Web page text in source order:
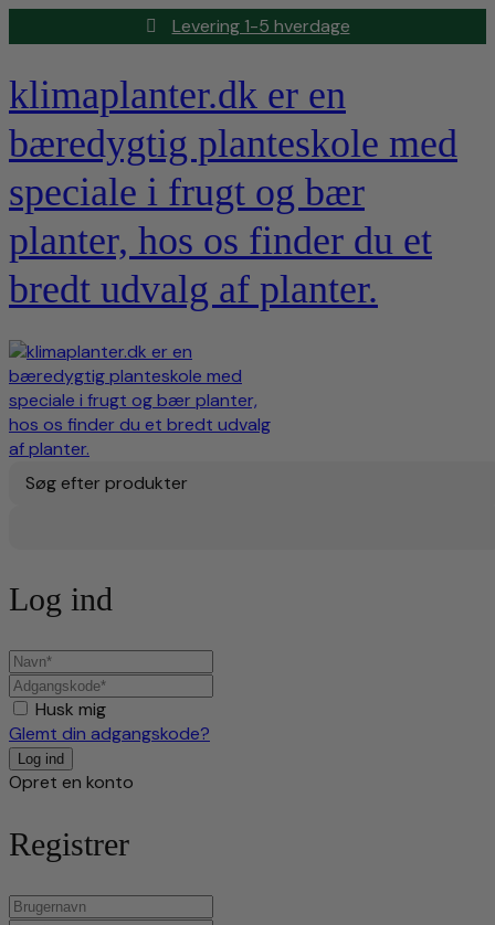
Levering 1-5 hverdage
klimaplanter.dk er en
bæredygtig planteskole med
speciale i frugt og bær
planter, hos os finder du et
bredt udvalg af planter.
Søg efter produkter
Log ind
Husk mig
Glemt din adgangskode?
Opret en konto
Registrer